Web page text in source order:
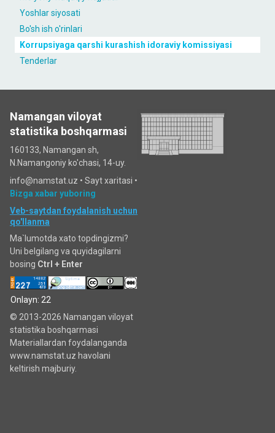
Yoshlar siyosati
Bo'sh ish o'rinlari
Korrupsiyaga qarshi kurashish idoraviy komissiyasi
Tenderlar
Namangan viloyat
statistika boshqarmasi
160133, Namangan sh,
N.Namangoniy ko'chasi, 14-uy.
info@namstat.uz • Sayt xaritasi •
Bizga xabar yuboring
Veb-saytdan foydalanish uchun
qo'llanma
Ma`lumotda xato topdingizmi?
Uni belgilang va quyidagilarni
bosing Ctrl + Enter
Onlayn: 22
© 2013-2026 Namangan viloyat
statistika boshqarmasi
Materiallardan foydalanganda
www.namstat.uz havolani
keltirish majburiy.